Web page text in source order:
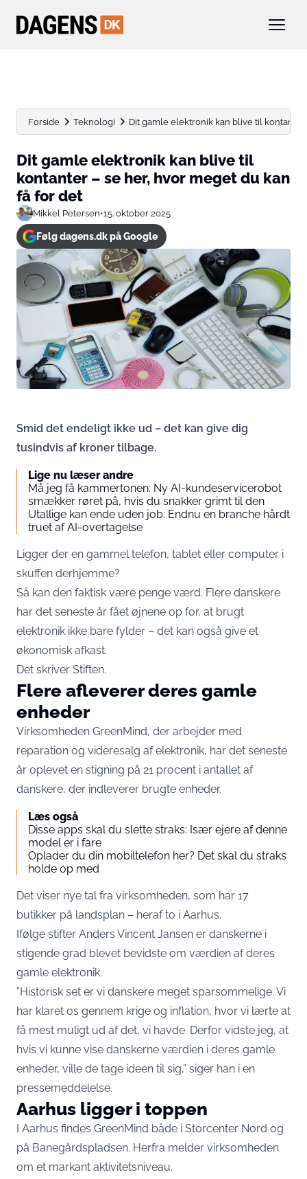
Forside Teknologi Dit gamle elektronik kan blive til kontanter
Dit gamle elektronik kan blive til
kontanter – se her, hvor meget du kan
få for det
Mikkel Petersen•15. oktober 2025
Følg dagens.dk på Google
Smid det endeligt ikke ud – det kan give dig
tusindvis af kroner tilbage.
Lige nu læser andre
Må jeg få kammertonen: Ny AI-kundeservicerobot
smækker røret på, hvis du snakker grimt til den
Utallige kan ende uden job: Endnu en branche hårdt
truet af AI-overtagelse
Ligger der en gammel telefon, tablet eller computer i
skuffen derhjemme?
Så kan den faktisk være penge værd. Flere danskere
har det seneste år fået øjnene op for, at brugt
elektronik ikke bare fylder – det kan også give et
økonomisk afkast.
Det skriver Stiften.
Flere afleverer deres gamle
enheder
Virksomheden GreenMind, der arbejder med
reparation og videresalg af elektronik, har det seneste
år oplevet en stigning på 21 procent i antallet af
danskere, der indleverer brugte enheder.
Læs også
Disse apps skal du slette straks: Især ejere af denne
model er i fare
Oplader du din mobiltelefon her? Det skal du straks
holde op med
Det viser nye tal fra virksomheden, som har 17
butikker på landsplan – heraf to i Aarhus.
Ifølge stifter Anders Vincent Jansen er danskerne i
stigende grad blevet bevidste om værdien af deres
gamle elektronik.
”Historisk set er vi danskere meget sparsommelige. Vi
har klaret os gennem krige og inflation, hvor vi lærte at
få mest muligt ud af det, vi havde. Derfor vidste jeg, at
hvis vi kunne vise danskerne værdien i deres gamle
enheder, ville de tage ideen til sig,” siger han i en
pressemeddelelse.
Aarhus ligger i toppen
I Aarhus findes GreenMind både i Storcenter Nord og
på Banegårdspladsen. Herfra melder virksomheden
om et markant aktivitetsniveau.